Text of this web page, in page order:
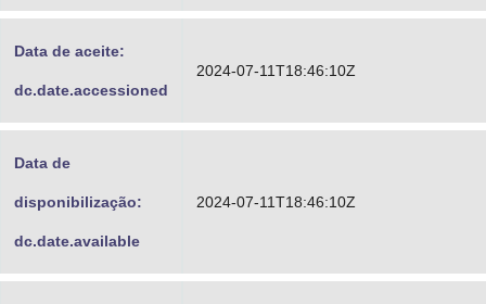
Data de aceite:
dc.date.accessioned
2024-07-11T18:46:10Z
Data de
disponibilização:
dc.date.available
2024-07-11T18:46:10Z